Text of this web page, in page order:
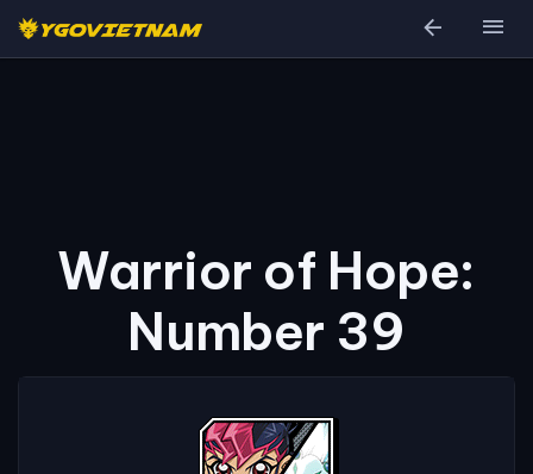
arrow_back menu
Warrior of Hope:
Number 39